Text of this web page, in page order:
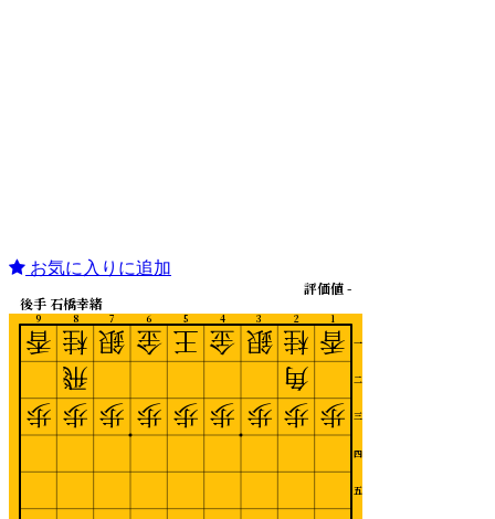
お気に入りに追加
1
2
3
4
5
6
7
8
9
一
二
三
四
五
後手 石橋幸緒
評価値 -
香
歩
桂
角
歩
銀
歩
金
歩
王
歩
金
歩
銀
歩
桂
飛
歩
香
歩